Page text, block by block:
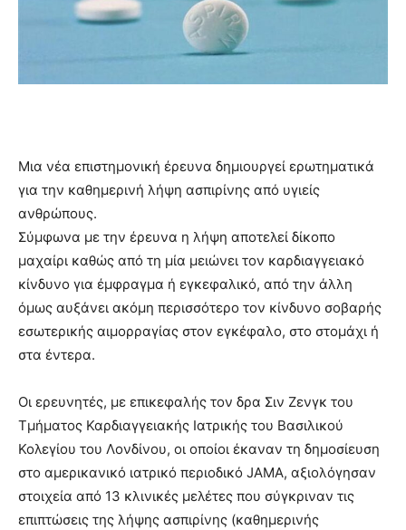
Μια νέα επιστημονική έρευνα δημιουργεί ερωτηματικά
για την καθημερινή λήψη ασπιρίνης από υγιείς
ανθρώπους.
Σύμφωνα με την έρευνα η λήψη αποτελεί δίκοπο
μαχαίρι καθώς από τη μία μειώνει τον καρδιαγγειακό
κίνδυνο για έμφραγμα ή εγκεφαλικό, από την άλλη
όμως αυξάνει ακόμη περισσότερο τον κίνδυνο σοβαρής
εσωτερικής αιμορραγίας στον εγκέφαλο, στο στομάχι ή
στα έντερα.
Οι ερευνητές, με επικεφαλής τον δρα Σιν Ζενγκ του
Τμήματος Καρδιαγγειακής Ιατρικής του Βασιλικού
Κολεγίου του Λονδίνου, οι οποίοι έκαναν τη δημοσίευση
στο αμερικανικό ιατρικό περιοδικό JAMA, αξιολόγησαν
στοιχεία από 13 κλινικές μελέτες που σύγκριναν τις
επιπτώσεις της λήψης ασπιρίνης (καθημερινής